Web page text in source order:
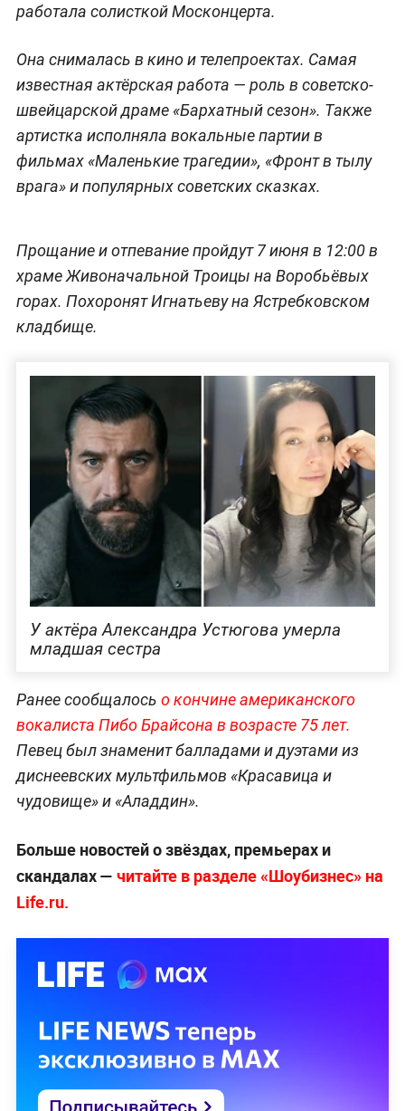
работала солисткой Москонцерта.
Она снималась в кино и телепроектах. Самая
известная актёрская работа — роль в советско-
швейцарской драме «Бархатный сезон». Также
артистка исполняла вокальные партии в
фильмах «Маленькие трагедии», «Фронт в тылу
врага» и популярных советских сказках.
Прощание и отпевание пройдут 7 июня в 12:00 в
храме Живоначальной Троицы на Воробьёвых
горах. Похоронят Игнатьеву на Ястребковском
кладбище.
У актёра Александра Устюгова умерла
младшая сестра
Ранее сообщалось о кончине американского
вокалиста Пибо Брайсона в возрасте 75 лет.
Певец был знаменит балладами и дуэтами из
диснеевских мультфильмов «Красавица и
чудовище» и «Аладдин».
Больше новостей о звёздах, премьерах и
скандалах — читайте в разделе «Шоубизнес» на
Life.ru.